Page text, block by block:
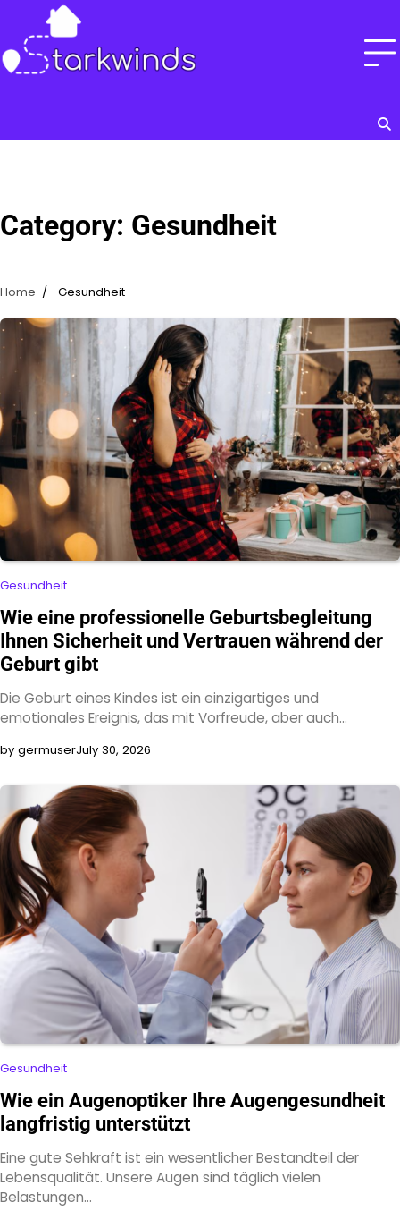
content
Category: Gesundheit
Home Gesundheit
Gesundheit
Wie eine professionelle Geburtsbegleitung
Ihnen Sicherheit und Vertrauen während der
Geburt gibt
Die Geburt eines Kindes ist ein einzigartiges und
emotionales Ereignis, das mit Vorfreude, aber auch…
by germuserJuly 30, 2026
Gesundheit
Wie ein Augenoptiker Ihre Augengesundheit
langfristig unterstützt
Eine gute Sehkraft ist ein wesentlicher Bestandteil der
Lebensqualität. Unsere Augen sind täglich vielen
Belastungen…